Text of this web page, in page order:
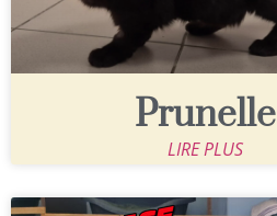
Prunelle
LIRE PLUS